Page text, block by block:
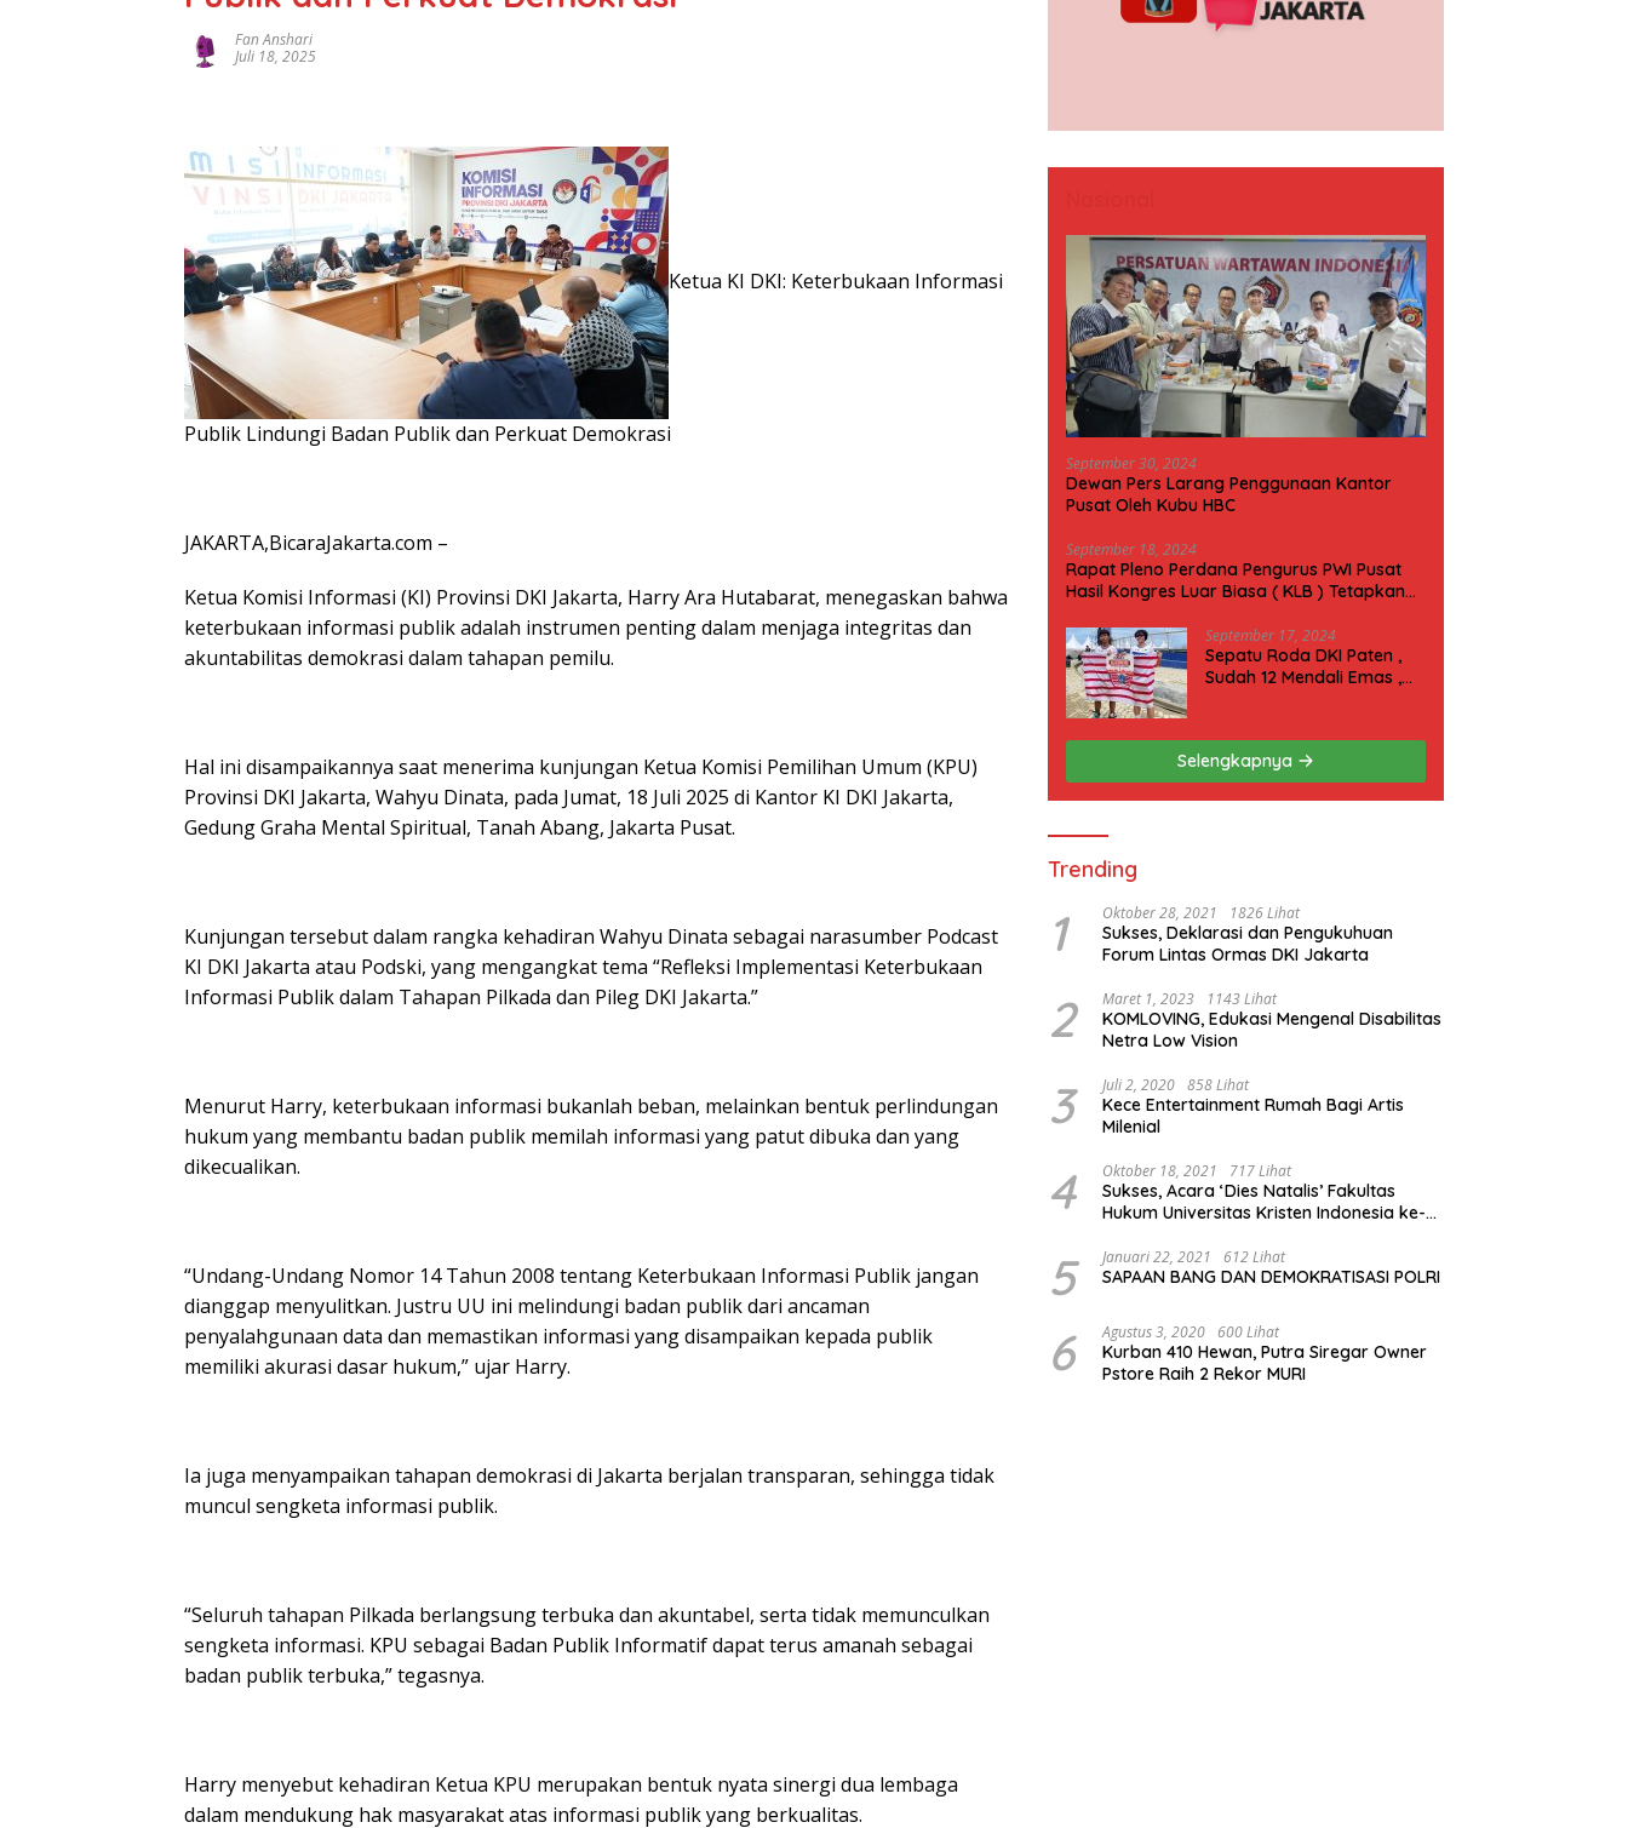
Fan Anshari
Juli 18, 2025
Ketua KI DKI: Keterbukaan Informasi
Publik Lindungi Badan Publik dan Perkuat Demokrasi
JAKARTA,BicaraJakarta.com –
Ketua Komisi Informasi (KI) Provinsi DKI Jakarta, Harry Ara Hutabarat, menegaskan bahwa
keterbukaan informasi publik adalah instrumen penting dalam menjaga integritas dan
akuntabilitas demokrasi dalam tahapan pemilu.
Hal ini disampaikannya saat menerima kunjungan Ketua Komisi Pemilihan Umum (KPU)
Provinsi DKI Jakarta, Wahyu Dinata, pada Jumat, 18 Juli 2025 di Kantor KI DKI Jakarta,
Gedung Graha Mental Spiritual, Tanah Abang, Jakarta Pusat.
Kunjungan tersebut dalam rangka kehadiran Wahyu Dinata sebagai narasumber Podcast
KI DKI Jakarta atau Podski, yang mengangkat tema “Refleksi Implementasi Keterbukaan
Informasi Publik dalam Tahapan Pilkada dan Pileg DKI Jakarta.”
Menurut Harry, keterbukaan informasi bukanlah beban, melainkan bentuk perlindungan
hukum yang membantu badan publik memilah informasi yang patut dibuka dan yang
dikecualikan.
“Undang-Undang Nomor 14 Tahun 2008 tentang Keterbukaan Informasi Publik jangan
dianggap menyulitkan. Justru UU ini melindungi badan publik dari ancaman
penyalahgunaan data dan memastikan informasi yang disampaikan kepada publik
memiliki akurasi dasar hukum,” ujar Harry.
Ia juga menyampaikan tahapan demokrasi di Jakarta berjalan transparan, sehingga tidak
muncul sengketa informasi publik.
“Seluruh tahapan Pilkada berlangsung terbuka dan akuntabel, serta tidak memunculkan
sengketa informasi. KPU sebagai Badan Publik Informatif dapat terus amanah sebagai
badan publik terbuka,” tegasnya.
Harry menyebut kehadiran Ketua KPU merupakan bentuk nyata sinergi dua lembaga
dalam mendukung hak masyarakat atas informasi publik yang berkualitas.
September 30, 2024
Dewan Pers Larang Penggunaan Kantor
Pusat Oleh Kubu HBC
September 18, 2024
Rapat Pleno Perdana Pengurus PWI Pusat
Hasil Kongres Luar Biasa ( KLB ) Tetapkan
September 17, 2024
Sepatu Roda DKI Paten ,
Sudah 12 Mendali Emas ,
Selengkapnya
Trending
1 Oktober 28, 2021 1826 Lihat
Sukses, Deklarasi dan Pengukuhuan
Forum Lintas Ormas DKI Jakarta
2 Maret 1, 2023 1143 Lihat
KOMLOVING, Edukasi Mengenal Disabilitas
Netra Low Vision
3 Juli 2, 2020 858 Lihat
Kece Entertainment Rumah Bagi Artis
Milenial
4 Oktober 18, 2021 717 Lihat
Sukses, Acara ‘Dies Natalis’ Fakultas
Hukum Universitas Kristen Indonesia ke-
5 Januari 22, 2021 612 Lihat
SAPAAN BANG DAN DEMOKRATISASI POLRI
6 Agustus 3, 2020 600 Lihat
Kurban 410 Hewan, Putra Siregar Owner
Pstore Raih 2 Rekor MURI